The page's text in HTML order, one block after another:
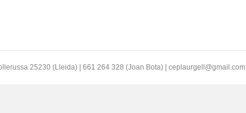
25230 (Lleida) | 661 264 328 (Joan Bota) | ceplaurgell@gmail.com